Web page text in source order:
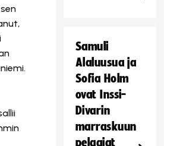
Samuli
Alaluusua ja
Sofia Holm
ovat Inssi-
Divarin
marraskuun
pelaajat